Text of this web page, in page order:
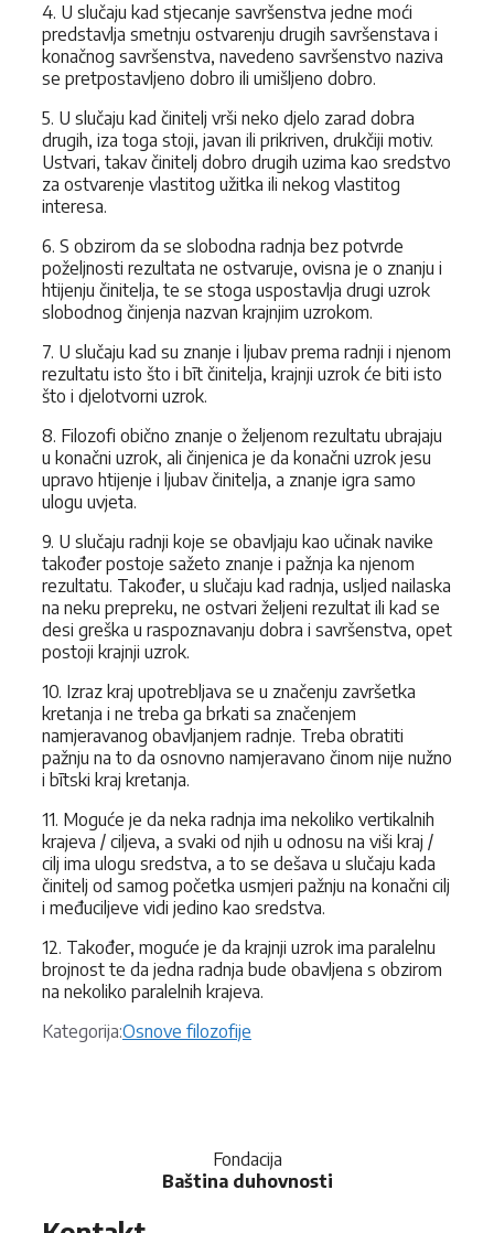
4. U slučaju kad stjecanje savršenstva jedne moći
predstavlja smetnju ostvarenju drugih savršenstava i
konačnog savršenstva, navedeno savršenstvo naziva
se pretpostavljeno dobro ili umišljeno dobro.
5. U slučaju kad činitelj vrši neko djelo zarad dobra
drugih, iza toga stoji, javan ili prikriven, drukčiji motiv.
Ustvari, takav činitelj dobro drugih uzima kao sredstvo
za ostvarenje vlastitog užitka ili nekog vlastitog
interesa.
6. S obzirom da se slobodna radnja bez potvrde
poželjnosti rezultata ne ostvaruje, ovisna je o znanju i
htijenju činitelja, te se stoga uspostavlja drugi uzrok
slobodnog činjenja nazvan krajnjim uzrokom.
7. U slučaju kad su znanje i ljubav prema radnji i njenom
rezultatu isto što i bīt činitelja, krajnji uzrok će biti isto
što i djelotvorni uzrok.
8. Filozofi obično znanje o željenom rezultatu ubrajaju
u konačni uzrok, ali činjenica je da konačni uzrok jesu
upravo htijenje i ljubav činitelja, a znanje igra samo
ulogu uvjeta.
9. U slučaju radnji koje se obavljaju kao učinak navike
također postoje sažeto znanje i pažnja ka njenom
rezultatu. Također, u slučaju kad radnja, usljed nailaska
na neku prepreku, ne ostvari željeni rezultat ili kad se
desi greška u raspoznavanju dobra i savršenstva, opet
postoji krajnji uzrok.
10. Izraz kraj upotrebljava se u značenju završetka
kretanja i ne treba ga brkati sa značenjem
namjeravanog obavljanjem radnje. Treba obratiti
pažnju na to da osnovno namjeravano činom nije nužno
i bītski kraj kretanja.
11. Moguće je da neka radnja ima nekoliko vertikalnih
krajeva / ciljeva, a svaki od njih u odnosu na viši kraj /
cilj ima ulogu sredstva, a to se dešava u slučaju kada
činitelj od samog početka usmjeri pažnju na konačni cilj
i međuciljeve vidi jedino kao sredstva.
12. Također, moguće je da krajnji uzrok ima paralelnu
brojnost te da jedna radnja bude obavljena s obzirom
na nekoliko paralelnih krajeva.
Kategorija:Kategorije
Osnove filozofije
Fondacija
Baština duhovnosti